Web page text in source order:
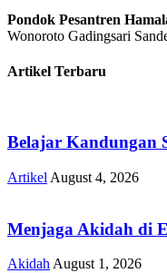
Pondok Pesantren
Wonoroto Gadingsari
Artikel Terbaru
Belajar Kandungan
Artikel August 4, 2026
Menjaga Akidah di
AkidahAugust 1, 2026